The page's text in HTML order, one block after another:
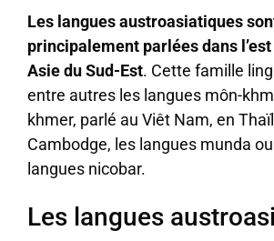
Les langues austroasiatiques
principalement parlées dans l’est
Asie du Sud-Est. Cette famille
entre autres les langues môn-
khmer, parlé au Viêt Nam, en
Cambodge, les langues munda
langues nicobar.
Les langues